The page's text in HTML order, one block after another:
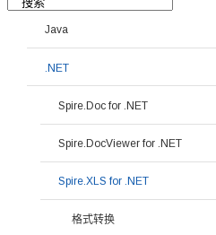
Java
.NET
Spire.Doc for .NET
Spire.DocViewer for .NET
Spire.XLS for .NET
格式转换